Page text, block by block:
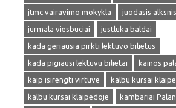
jtmc vairavimo mokykla
juodasis
jurmala viesbuciai
justluka baldai
kada geriausia pirkti lektuvo bilietus
kada pigiausi lektuvu bilietai
kainos
kaip isirengti virtuve
kalbu kursai
kalbu kursai klaipedoje
kambariai